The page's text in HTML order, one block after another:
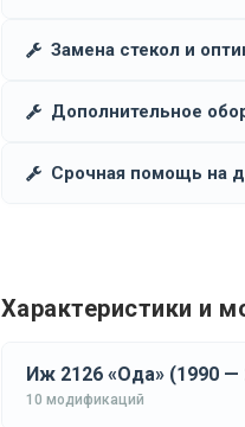
Замена стекол и
Дополнительное
Срочная помощь на
Характеристики и
Иж 2126 «Ода» (1990 —
10 модификаций